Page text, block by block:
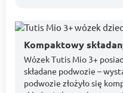
Kompaktowy
Wózek Tutis Mio 3+
składane podwozie –
podwozie złożyło się